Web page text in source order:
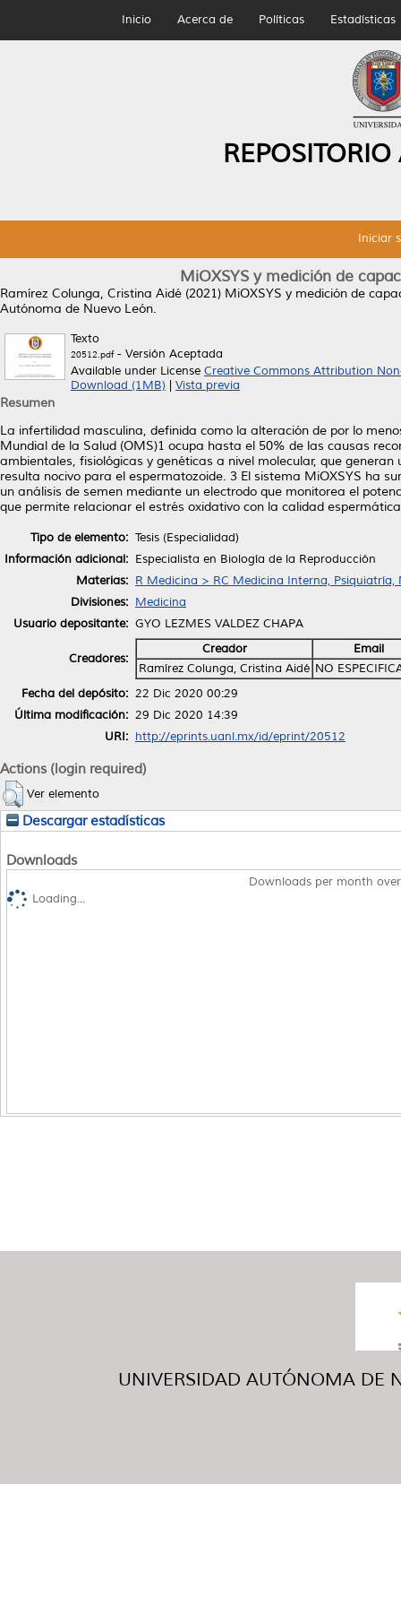
Inicio Acerca de Políticas Estadísticas
Iniciar
MiOXSYS y medición de
Ramírez Colunga, Cristina Aidé (2021) MiOXSYS y medición de
Autónoma de Nuevo León.
Texto
20512.pdf- Versión Aceptada
Available under License Creative Commons Attribution
Download (1MB)
Vista previa
Resumen
La infertilidad masculina, definida como la alteración de por lo
Mundial de la Salud (OMS)1 ocupa hasta el 50% de las causas
ambientales, fisiológicas y genéticas a nivel molecular, que
resulta nocivo para el espermatozoide. 3 El sistema MiOXSYS ha
un análisis de semen mediante un electrodo que monitorea el
que permite relacionar el estrés oxidativo con la calidad
Tipo de elemento: Tesis (Especialidad)
Información adicional: Especialista en Biología de la Reproducción
Materias: R Medicina > RC Medicina Interna, Psiquiatría,
Divisiones: Medicina
Usuario depositante: GYO LEZMES VALDEZ CHAPA
Creadores:
Creador
Email
Ramírez Colunga, Cristina Aidé NO
Fecha del depósito: 22 Dic 2020 00:29
Última modificación: 29 Dic 2020 14:39
URI: http://eprints.uanl.mx/id/eprint/20512
Actions (login required)
Ver elemento
Descargar estadísticas
Downloads
Downloads per month
Loading...
UNIVERSIDAD AUTÓNOMA DE